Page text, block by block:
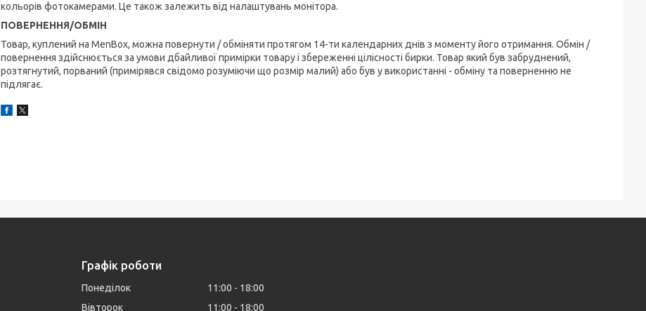
кольорів фотокамерами. Це також залежить від налаштувань монітора.
ПОВЕРНЕННЯ/ОБМІН
Товар, куплений на MenBox, можна повернути / обміняти протягом 14-ти календарних днів з моменту його отримання. Обмін /
повернення здійснюється за умови дбайливої примірки товару і збереженні цілісності бирки. Товар який був забруднений,
розтягнутий, порваний (примірявся свідомо розуміючи що розмір малий) або був у використанні - обміну та поверненню не
підлягає.
Графік роботи
Понеділок 11:00
18:00
Вівторок
11:00 18:00